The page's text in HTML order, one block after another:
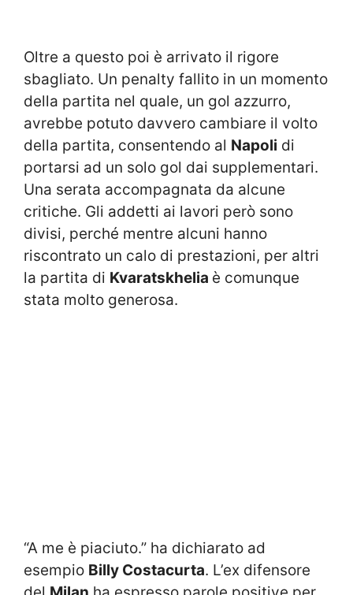
Oltre a questo poi è arrivato il rigore
sbagliato. Un penalty fallito in un momento
della partita nel quale, un gol azzurro,
avrebbe potuto davvero cambiare il volto
della partita, consentendo al Napoli di
portarsi ad un solo gol dai supplementari.
Una serata accompagnata da alcune
critiche. Gli addetti ai lavori però sono
divisi, perché mentre alcuni hanno
riscontrato un calo di prestazioni, per altri
la partita di Kvaratskhelia è comunque
stata molto generosa.
“A me è piaciuto.” ha dichiarato ad
esempio Billy Costacurta. L’ex difensore